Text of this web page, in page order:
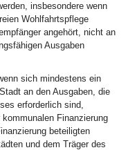
insbesondere wenn
Wohlfahrtspflege
angehört, nicht an
Ausgaben
sich mindestens ein
an den Ausgaben, die
erforderlich sind,
Finanzierung
beteiligten
und dem Träger des